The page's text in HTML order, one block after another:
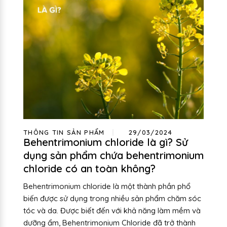
THÔNG TIN SẢN PHẨM 29/03/2024
Behentrimonium chloride là gì? Sử
dụng sản phẩm chứa behentrimonium
chloride có an toàn không?
Behentrimonium chloride là một thành phần phổ
biến được sử dụng trong nhiều sản phẩm chăm sóc
tóc và da. Được biết đến với khả năng làm mềm và
dưỡng ẩm, Behentrimonium Chloride đã trở thành